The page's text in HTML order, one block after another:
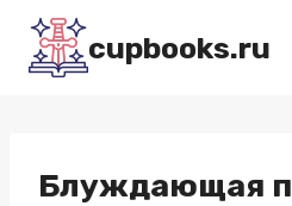
Перейти
содержимому
cupbooks.ru
Блуждающая